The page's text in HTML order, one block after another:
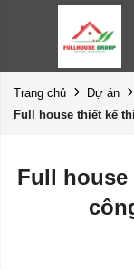
Trang chủ Dự án
Full house thiết kế
Full